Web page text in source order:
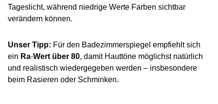
Tageslicht, während niedrige Werte Farben sichtbar
verändern können.
Unser Tipp: Für den Badezimmerspiegel empfiehlt sich
ein Ra‑Wert über 80, damit Hauttöne möglichst natürlich
und realistisch wiedergegeben werden – insbesondere
beim Rasieren oder Schminken.